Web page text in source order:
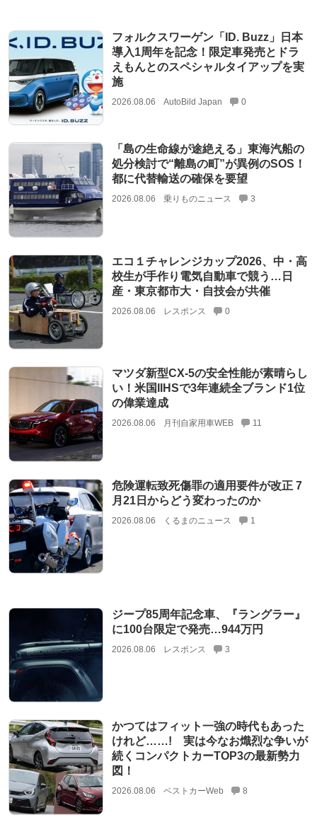
フォルクスワーゲン「ID. Buzz」日本
導入1周年を記念！限定車発売とドラ
えもんとのスペシャルタイアップを実
施
2026.08.06 AutoBild Japan 0
「島の生命線が途絶える」東海汽船の
処分検討で“離島の町”が異例のSOS！
都に代替輸送の確保を要望
2026.08.06 乗りものニュース 3
エコ１チャレンジカップ2026、中・高
校生が手作り電気自動車で競う…日
産・東京都市大・自技会が共催
2026.08.06 レスポンス 0
マツダ新型CX-5の安全性能が素晴らし
い！米国IIHSで3年連続全ブランド1位
の偉業達成
2026.08.06 月刊自家用車WEB 11
危険運転致死傷罪の適用要件が改正 7
月21日からどう変わったのか
2026.08.06 くるまのニュース 1
ジープ85周年記念車、『ラングラー』
に100台限定で発売…944万円
2026.08.06 レスポンス 3
かつてはフィット一強の時代もあった
けれど……! 実は今なお熾烈な争いが
続くコンパクトカーTOP3の最新勢力
図！
2026.08.06 ベストカーWeb 8